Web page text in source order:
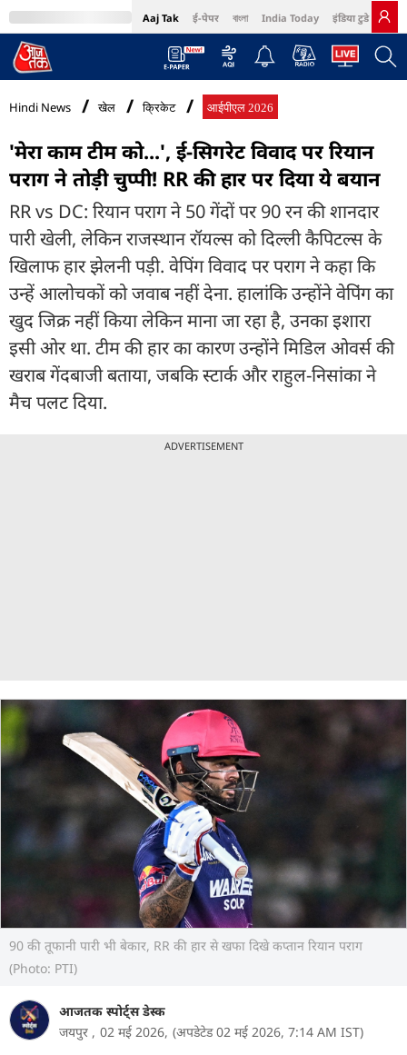
Aaj Tak ई-पेपर বাংলা India Today इंडिया टुडे हिंदी
MumbaiTak Cosmopolitan Harper's Bazaar Northeast
Hindi News खेल क्रिकेट आईपीएल 2026
'मेरा काम टीम को...', ई-स‍िगरेट विवाद पर र‍ियान
पराग ने तोड़ी चुप्पी! RR की हार पर द‍िया ये बयान
RR vs DC: रियान पराग ने 50 गेंदों पर 90 रन की शानदार
पारी खेली, लेकिन राजस्थान रॉयल्स को दिल्ली कैपिटल्स के
खिलाफ हार झेलनी पड़ी. वेपिंग विवाद पर पराग ने कहा कि
उन्हें आलोचकों को जवाब नहीं देना. हालांकि उन्होंने वेप‍िंग का
खुद जिक्र नहीं किया लेकिन माना जा रहा है, उनका इशारा
इसी ओर था. टीम की हार का कारण उन्होंने मिडिल ओवर्स की
खराब गेंदबाजी बताया, जबकि स्टार्क और राहुल-निसांका ने
मैच पलट दिया.
ADVERTISEMENT
90 की तूफानी पारी भी बेकार, RR की हार से खफा दिखे कप्तान र‍ियान पराग
(Photo: PTI)
आजतक स्पोर्ट्स डेस्क
जयपुर , 02 मई 2026, (अपडेटेड 02 मई 2026, 7:14 AM IST)